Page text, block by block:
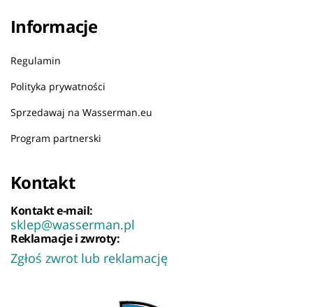
Informacje
Regulamin
Polityka prywatności
Sprzedawaj na Wasserman.eu
Program partnerski
Kontakt
Kontakt e-mail:
sklep@wasserman.pl
Reklamacje i zwroty:
Zgłoś zwrot lub reklamację